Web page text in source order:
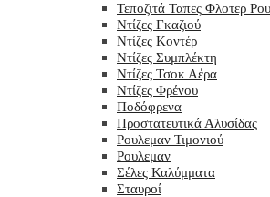
Τεποζιτά Ταπες Φλοτερ
Ντίζες Γκαζιού
Ντίζες Κοντέρ
Ντίζες Συμπλέκτη
Ντίζες Τσοκ Αέρα
Ντίζες Φρένου
Ποδόφρενα
Προστατευτικά Αλυσίδας
Ρουλεμαν Τιμονιού
Ρουλεμαν
Σέλες Καλύμματα
Σταυροί